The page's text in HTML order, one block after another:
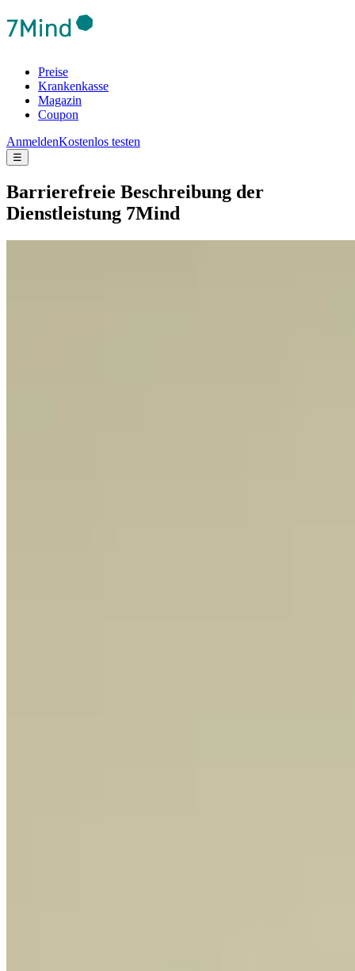
Preise
Krankenkasse
Magazin
Coupon
AnmeldenKostenlos testen
☰
Barrierefreie Beschreibung der
Dienstleistung 7Mind